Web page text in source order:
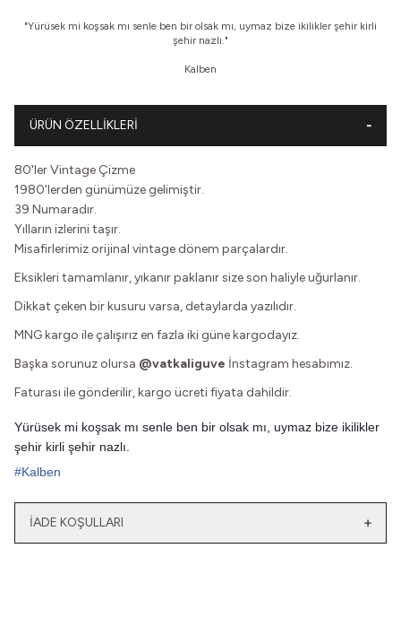
"Yürüsek mi koşsak mı senle ben bir olsak mı, uymaz bize ikilikler şehir kirli
şehir nazlı."
Kalben
ÜRÜN ÖZELLIKLERI
80'ler Vintage Çizme
1980'lerden günümüze gelimiştir.
39 Numaradır.
Yılların izlerini taşır.
Misafirlerimiz orijinal vintage dönem parçalardır.
Eksikleri tamamlanır, yıkanır paklanır size son haliyle uğurlanır.
Dikkat çeken bir kusuru varsa, detaylarda yazılıdır.
MNG kargo ile çalışırız en fazla iki güne kargodayız.
Başka sorunuz olursa @vatkaliguve İnstagram hesabımız.
Faturası ile gönderilir, kargo ücreti fiyata dahildir.
Yürüsek mi koşsak mı senle ben bir olsak mı, uymaz bize ikilikler
şehir kirli şehir nazlı.
#Kalben
İADE KOŞULLARI